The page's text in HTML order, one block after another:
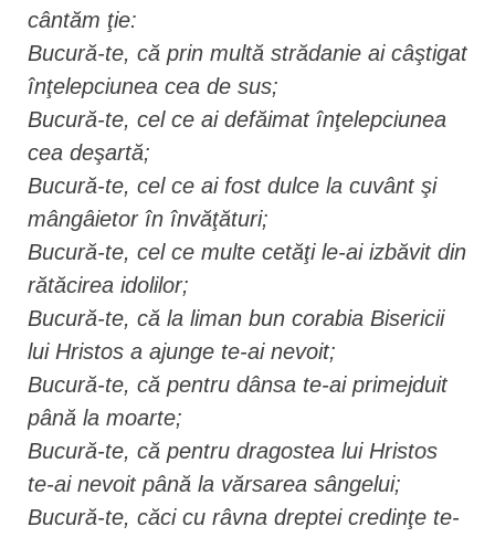
cântăm ţie:
Bucură-te, că prin multă strădanie ai câştigat
înţelepciunea cea de sus;
Bucură-te, cel ce ai defăimat înţelepciunea
cea deşartă;
Bucură-te, cel ce ai fost dulce la cuvânt şi
mângâietor în învăţături;
Bucură-te, cel ce multe cetăţi le-ai izbăvit din
rătăcirea idolilor;
Bucură-te, că la liman bun corabia Bisericii
lui Hristos a ajunge te-ai nevoit;
Bucură-te, că pentru dânsa te-ai primejduit
până la moarte;
Bucură-te, că pentru dragostea lui Hristos
te-ai nevoit până la vărsarea sângelui;
Bucură-te, căci cu râvna dreptei credinţe te-